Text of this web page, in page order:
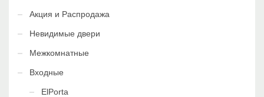
Акция и Распродажа
Невидимые двери
Межкомнатные
Входные
ElPorta